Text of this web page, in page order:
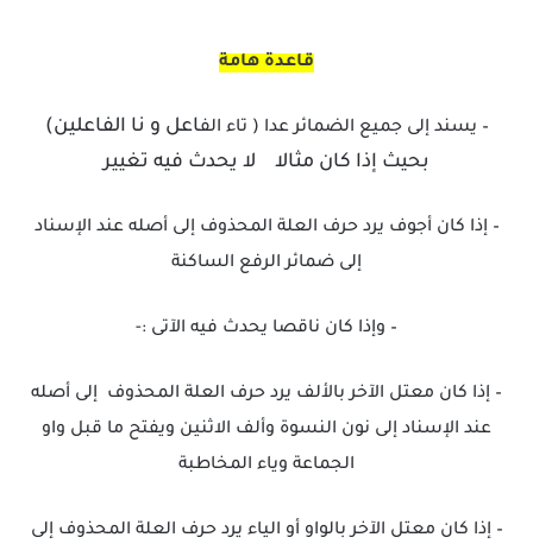
قاعدة هامة
– يسند إلى جميع الضمائر عدا ( تاء الفاعل و نا الفاعلين)
بحيث إذا كان مثالا لا يحدث فيه تغيير
– إذا كان أجوف يرد حرف العلة المحذوف إلى أصله عند الإسناد
إلى ضمائر الرفع الساكنة
– وإذا كان ناقصا يحدث فيه الآتى :-
– إذا كان معتل الآخر بالألف يرد حرف العلة المحذوف إلى أصله
عند الإسناد إلى نون النسوة وألف الاثنين ويفتح ما قبل واو
الجماعة وياء المخاطبة
– إذا كان معتل الآخر بالواو أو الياء يرد حرف العلة المحذوف إلى